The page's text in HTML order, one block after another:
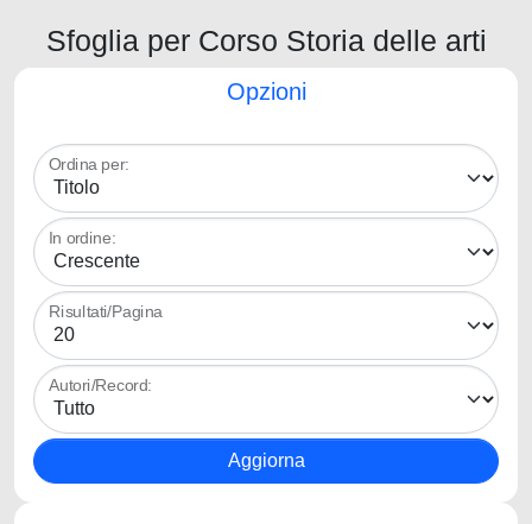
Sfoglia per Corso Storia delle arti
Opzioni
Ordina per:
In ordine:
Risultati/Pagina
Autori/Record: